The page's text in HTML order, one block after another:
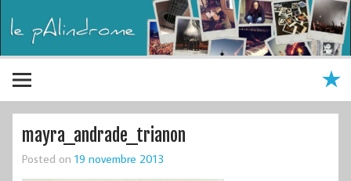
mayra_andrade_trianon
Posted on 19 novembre 2013